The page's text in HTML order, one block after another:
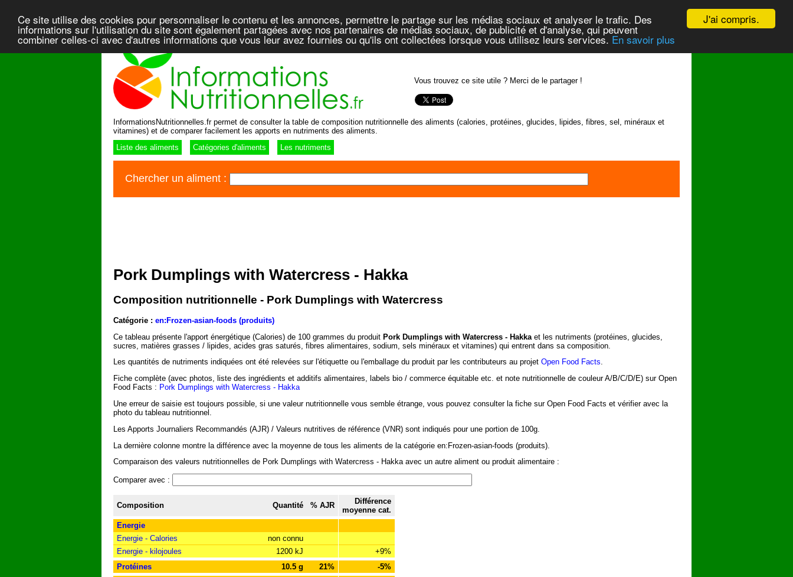
J'ai compris.
Ce site utilise des cookies pour personnaliser le contenu et les annonces, permettre le partage sur les médias sociaux et analyser le trafic. Des
informations sur l'utilisation du site sont également partagées avec nos partenaires de médias sociaux, de publicité et d'analyse, qui peuvent
combiner celles-ci avec d'autres informations que vous leur avez fournies ou qu'ils ont collectées lorsque vous utilisez leurs services. En savoir plus
Vous trouvez ce site utile ? Merci de le partager !
InformationsNutritionnelles.fr permet de consulter la table de composition nutritionnelle des aliments (calories, protéines, glucides, lipides, fibres, sel, minéraux et
vitamines) et de comparer facilement les apports en nutriments des aliments.
Liste des aliments
Catégories d'aliments Les nutriments
Chercher un aliment :
Pork Dumplings with Watercress - Hakka
Composition nutritionnelle - Pork Dumplings with Watercress
Catégorie : en:Frozen-asian-foods (produits)
Ce tableau présente l'apport énergétique (Calories) de 100 grammes du produit Pork Dumplings with Watercress - Hakka et les nutriments (protéines, glucides,
sucres, matières grasses / lipides, acides gras saturés, fibres alimentaires, sodium, sels minéraux et vitamines) qui entrent dans sa composition.
Les quantités de nutriments indiquées ont été relevées sur l'étiquette ou l'emballage du produit par les contributeurs au projet Open Food Facts.
Fiche complète (avec photos, liste des ingrédients et additifs alimentaires, labels bio / commerce équitable etc. et note nutritionnelle de couleur A/B/C/D/E) sur Open
Food Facts : Pork Dumplings with Watercress - Hakka
Une erreur de saisie est toujours possible, si une valeur nutritionnelle vous semble étrange, vous pouvez consulter la fiche sur Open Food Facts et vérifier avec la
photo du tableau nutritionnel.
Les Apports Journaliers Recommandés (AJR) / Valeurs nutritives de référence (VNR) sont indiqués pour une portion de 100g.
La dernière colonne montre la différence avec la moyenne de tous les aliments de la catégorie en:Frozen-asian-foods (produits).
Comparaison des valeurs nutritionnelles de Pork Dumplings with Watercress - Hakka avec un autre aliment ou produit alimentaire :
Comparer avec :
Composition Quantité % AJR
Différence
moyenne cat.
Energie
Energie - Calories
non connu
Energie - kilojoules
1200 kJ
+9%
Protéines
10.5 g 21%
-5%